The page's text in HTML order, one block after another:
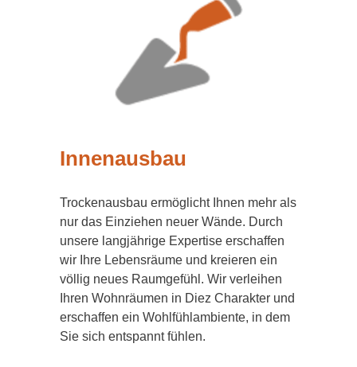
Innenausbau
Trockenausbau ermöglicht Ihnen mehr als
nur das Einziehen neuer Wände. Durch
unsere langjährige Expertise erschaffen
wir Ihre Lebensräume und kreieren ein
völlig neues Raumgefühl. Wir verleihen
Ihren Wohnräumen in Diez Charakter und
erschaffen ein Wohlfühlambiente, in dem
Sie sich entspannt fühlen.